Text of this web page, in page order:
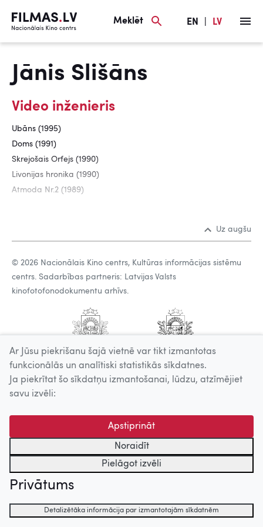
Meklēt EN LV
Jānis Slišāns
Video inženieris
Ubāns (1995)
Doms (1991)
Skrejošais Orfejs (1990)
Livonijas hronika (1990)
Atmoda Nr.2 (1989)
Uz augšu
© 2026 Nacionālais Kino centrs, Kultūras informācijas sistēmu
centrs. Sadarbības partneris: Latvijas Valsts
kinofotofonodokumentu arhīvs.
Ar Jūsu piekrišanu šajā vietnē var tikt izmantotas
funkcionālās un analītiski statistikās sīkdatnes.
Ja piekrītat šo sīkdatņu izmantošanai, lūdzu, atzīmējiet
savu izvēli:
Apstiprināt
Noraidīt
Pielāgot izvēli
Privātums
Detalizētāka informācija par izmantotajām sīkdatnēm